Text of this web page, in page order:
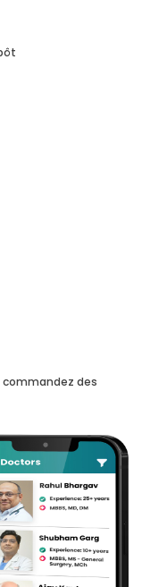
des